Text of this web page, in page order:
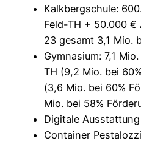
Kalkbergschule:
Feld-TH + 50.000 €
23 gesamt 3,1 Mio.
Gymnasium: 7,1
TH (9,2 Mio. bei
(3,6 Mio. bei 60%
Mio. bei 58%
Digitale
Container